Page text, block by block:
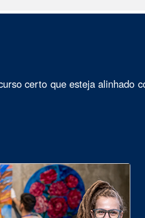
certo que esteja alinhado